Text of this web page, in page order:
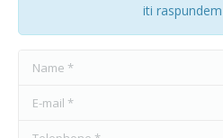
iti
Name *
E-mail *
Telephone *